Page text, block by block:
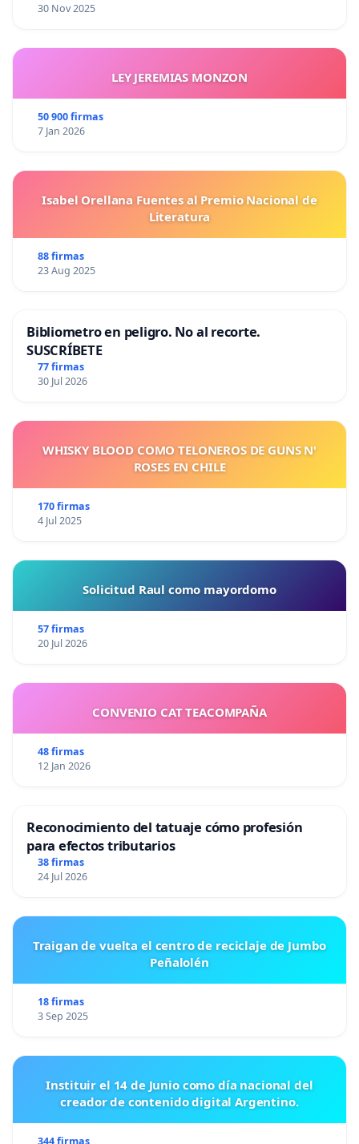
30 Nov 2025
LEY JEREMIAS MONZON
50 900 firmas
7 Jan 2026
Isabel Orellana Fuentes al Premio Nacional de
Literatura
88 firmas
23 Aug 2025
Bibliometro en peligro. No al recorte.
SUSCRÍBETE
77 firmas
30 Jul 2026
WHISKY BLOOD COMO TELONEROS DE GUNS N'
ROSES EN CHILE
170 firmas
4 Jul 2025
Solicitud Raul como mayordomo
57 firmas
20 Jul 2026
CONVENIO CAT TEACOMPAÑA
48 firmas
12 Jan 2026
Reconocimiento del tatuaje cómo profesión
para efectos tributarios
38 firmas
24 Jul 2026
Traigan de vuelta el centro de reciclaje de Jumbo
Peñalolén
18 firmas
3 Sep 2025
Instituir el 14 de Junio como día nacional del
creador de contenido digital Argentino.
344 firmas